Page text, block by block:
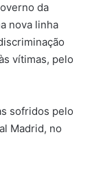
da
nova linha
vítimas, pelo
sofridos pelo
Madrid, no